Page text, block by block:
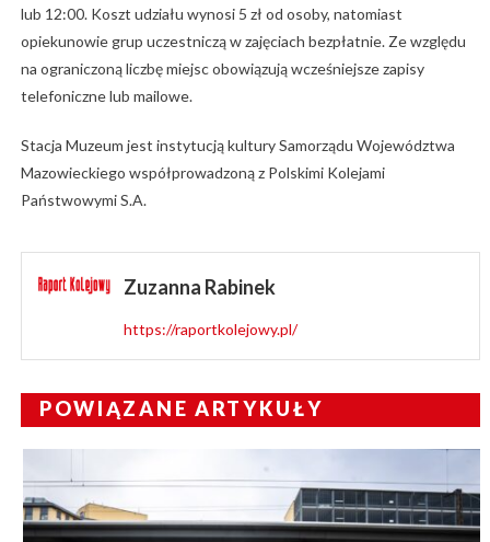
lub 12:00. Koszt udziału wynosi 5 zł od osoby, natomiast
opiekunowie grup uczestniczą w zajęciach bezpłatnie. Ze względu
na ograniczoną liczbę miejsc obowiązują wcześniejsze zapisy
telefoniczne lub mailowe.
Stacja Muzeum jest instytucją kultury Samorządu Województwa
Mazowieckiego współprowadzoną z Polskimi Kolejami
Państwowymi S.A.
Zuzanna Rabinek
https://raportkolejowy.pl/
POWIĄZANE ARTYKUŁY